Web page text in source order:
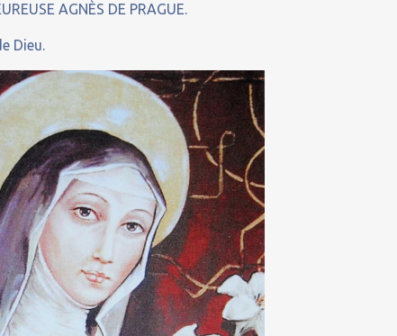
AGNÈS DE PRAGUE.
Dieu.